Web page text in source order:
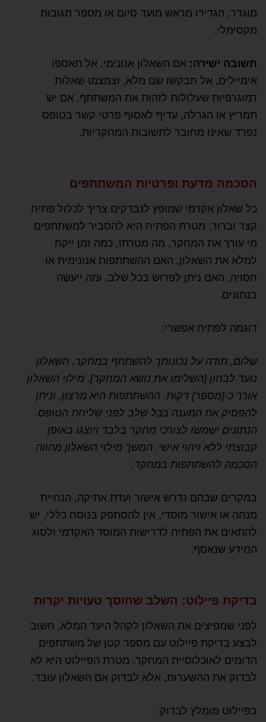
מוגדר, הגדירו מראש מועד סיום או מספר תגובות
מקסימלי.
תשובה ישירה: אם השאלון אנונימי, אל תאספו
אימיילים, אל תבקשו שם מלא, וצמצמו שאלות
דמוגרפיות שעלולות לזהות את המשתתף. אם יש
תמריץ או הגרלה, עדיף לאסוף פרטי קשר בטופס
נפרד שאינו מחובר לתשובות המחקריות.
הסכמה מדעת ופרטיות המשתתפים
כל שאלון אקדמי שמופץ לנבדקים צריך לכלול פתיח
קצר וברור. מטרת הפתיח היא להסביר למשתתפים
מי עורך את המחקר, מה מטרתו, כמה זמן ייקח
למלא את השאלון, האם ההשתתפות אנונימית או
חסויה, האם ניתן לפרוש בכל שלב, ומה ייעשה
בנתונים.
דוגמה לפתיח אפשרי:
שלום, תודה על נכונותך להשתתף במחקר. השאלון
נועד לבחון [השלימו את נושא המחקר]. מילוי השאלון
אורך כ-[מספר] דקות. ההשתתפות היא מרצון, וניתן
להפסיק את המענה בכל שלב לפני שליחת הטופס.
הנתונים ישמשו לצורכי מחקר בלבד ויוצגו באופן
קבוצתי ללא זיהוי אישי. המשך מילוי השאלון מהווה
הסכמה להשתתפות במחקר.
במקרים שבהם נדרש אישור ועדת אתיקה, הנחיית
מנחה או אישור מוסדי, אין להסתפק בנוסח כללי. יש
להתאים את הפתיח לדרישות המוסד האקדמי ולסוג
המידע שנאסף.
בדיקת פיילוט: השלב שחוסך טעויות יקרות
לפני שמפיצים את השאלון לקהל היעד המלא, חשוב
לבצע בדיקת פיילוט עם מספר קטן של משתתפים
הדומים לאוכלוסיית המחקר. מטרת הפיילוט היא לא
לבדוק את ההשערות, אלא לבדוק אם השאלון עובד.
בפיילוט מומלץ לבדוק: